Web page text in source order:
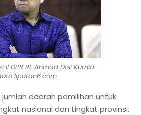
II DPR RI, Ahmad Doli Kurnia.
foto liputan6.com.
daerah pemilihan untuk
nasional dan tingkat provinsi.